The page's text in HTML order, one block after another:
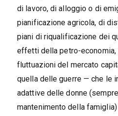
di lavoro, di alloggio o di
pianificazione agricola, di
piani di riqualificazione dei
effetti della petro-economia,
fluttuazioni del mercato
quella delle guerre — che le
adattive delle donne
mantenimento della